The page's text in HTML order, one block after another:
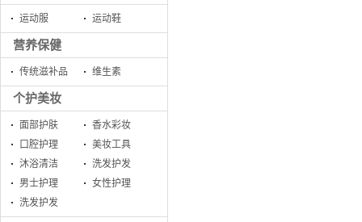
运动服 运动鞋
营养保健
传统滋补品 维生素
个护美妆
面部护肤
香水彩妆
口腔护理
美妆工具
沐浴清洁
洗发护发
男士护理
女性护理
洗发护发